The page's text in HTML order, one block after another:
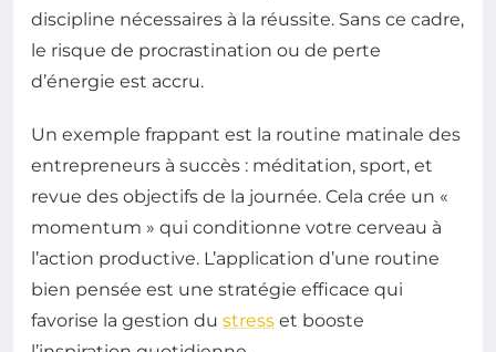
discipline nécessaires à la réussite. Sans ce cadre,
le risque de procrastination ou de perte
d’énergie est accru.
Un exemple frappant est la routine matinale des
entrepreneurs à succès : méditation, sport, et
revue des objectifs de la journée. Cela crée un «
momentum » qui conditionne votre cerveau à
l’action productive. L’application d’une routine
bien pensée est une stratégie efficace qui
favorise la gestion du stress et booste